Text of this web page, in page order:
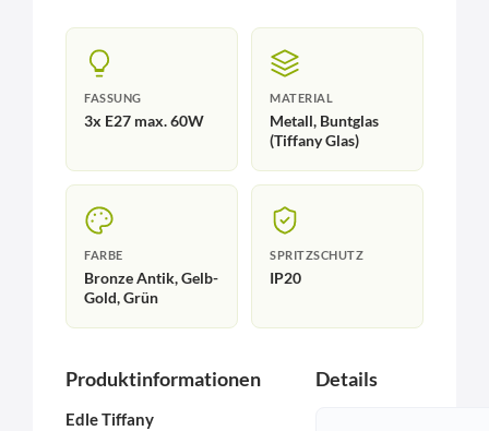
FASSUNG
3x E27 max. 60W
MATERIAL
Metall, Buntglas
(Tiffany Glas)
FARBE
Bronze Antik, Gelb-
Gold, Grün
SPRITZSCHUTZ
IP20
Produktinformationen
Edle Tiffany
Details